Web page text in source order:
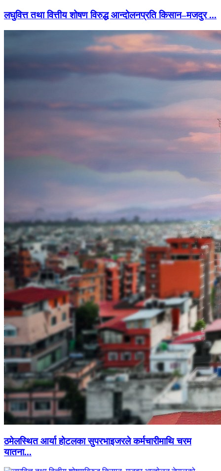
लघुवित्त तथा वित्तीय शोषण विरुद्ध आन्दोलनप्रति किसान–मजदुर ...
ठमेलस्थित आर्या होटलका सुपरभाइजरले कर्मचारीमाथि चरम
यातना...